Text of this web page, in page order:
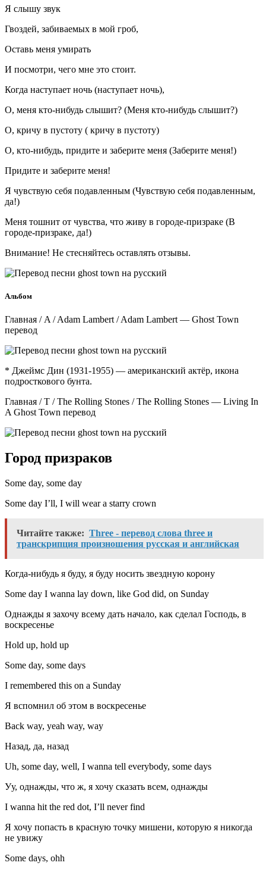
Я слышу звук
Гвоздей, забиваемых в мой гроб,
Оставь меня умирать
И посмотри, чего мне это стоит.
Когда наступает ночь (наступает ночь),
О, меня кто-нибудь слышит? (Меня кто-нибудь слышит?)
О, кричу в пустоту ( кричу в пустоту)
О, кто-нибудь, придите и заберите меня (Заберите меня!)
Придите и заберите меня!
Я чувствую себя подавленным (Чувствую себя подавленным,
да!)
Меня тошнит от чувства, что живу в городе-призраке (В
городе-призраке, да!)
Внимание! Не стесняйтесь оставлять отзывы.
Альбом
Главная / A / Adam Lambert / Adam Lambert — Ghost Town
перевод
* Джеймс Дин (1931-1955) — американский актёр, икона
подросткового бунта.
Главная / T / The Rolling Stones / The Rolling Stones — Living In
A Ghost Town перевод
Город призраков
Some day, some day
Some day I’ll, I will wear a starry crown
Читайте также: Three - перевод слова three и
транскрипция произношения русская и английская
Когда-нибудь я буду, я буду носить звездную корону
Some day I wanna lay down, like God did, on Sunday
Однажды я захочу всему дать начало, как сделал Господь, в
воскресенье
Hold up, hold up
Some day, some days
I remembered this on a Sunday
Я вспомнил об этом в воскресенье
Back way, yeah way, way
Назад, да, назад
Uh, some day, well, I wanna tell everybody, some days
Уу, однажды, что ж, я хочу сказать всем, однажды
I wanna hit the red dot, I’ll never find
Я хочу попасть в красную точку мишени, которую я никогда
не увижу
Some days, ohh